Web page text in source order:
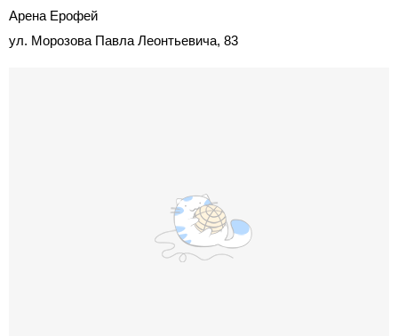
Арена Ерофей
ул. Морозова Павла Леонтьевича, 83